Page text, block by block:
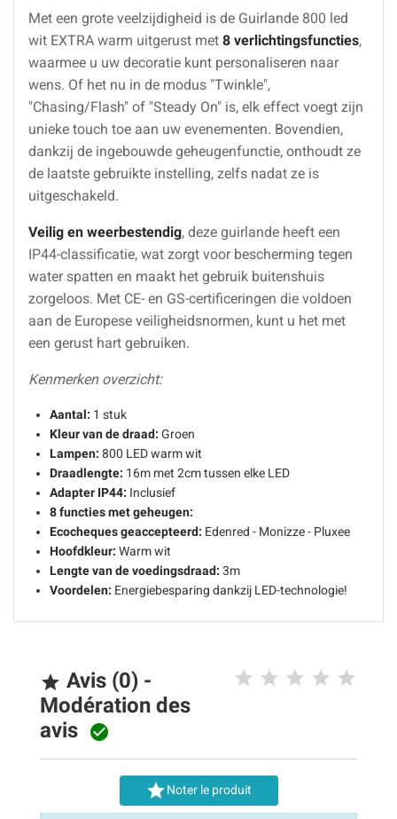
Met een grote veelzijdigheid is de Guirlande 800 led
wit EXTRA warm uitgerust met 8 verlichtingsfuncties,
waarmee u uw decoratie kunt personaliseren naar
wens. Of het nu in de modus "Twinkle",
"Chasing/Flash" of "Steady On" is, elk effect voegt zijn
unieke touch toe aan uw evenementen. Bovendien,
dankzij de ingebouwde geheugenfunctie, onthoudt ze
de laatste gebruikte instelling, zelfs nadat ze is
uitgeschakeld.
Veilig en weerbestendig, deze guirlande heeft een
IP44-classificatie, wat zorgt voor bescherming tegen
water spatten en maakt het gebruik buitenshuis
zorgeloos. Met CE- en GS-certificeringen die voldoen
aan de Europese veiligheidsnormen, kunt u het met
een gerust hart gebruiken.
Kenmerken overzicht:
Aantal: 1 stuk
Kleur van de draad: Groen
Lampen: 800 LED warm wit
Draadlengte: 16m met 2cm tussen elke LED
Adapter IP44: Inclusief
8 functies met geheugen:
Ecocheques geaccepteerd: Edenred - Monizze - Pluxee
Hoofdkleur: Warm wit
Lengte van de voedingsdraad: 3m
Voordelen: Energiebesparing dankzij LED-technologie!
 Avis (0) -
Modération des
avis 
Noter le produit